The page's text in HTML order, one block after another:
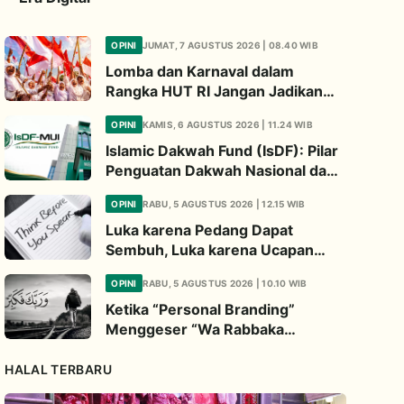
OPINI JUMAT, 7 AGUSTUS 2026 | 08.40 WIB
Lomba dan Karnaval dalam
Rangka HUT RI Jangan Jadikan
Ajang Judi dan Kampanye LGBT
OPINI KAMIS, 6 AGUSTUS 2026 | 11.24 WIB
Islamic Dakwah Fund (IsDF): Pilar
Penguatan Dakwah Nasional dan
Jembatan Kepedulian Umat
Global
OPINI RABU, 5 AGUSTUS 2026 | 12.15 WIB
Luka karena Pedang Dapat
Sembuh, Luka karena Ucapan
Dapat Diwariskan
OPINI RABU, 5 AGUSTUS 2026 | 10.10 WIB
Ketika “Personal Branding”
Menggeser “Wa Rabbaka
HALAL TERBARU